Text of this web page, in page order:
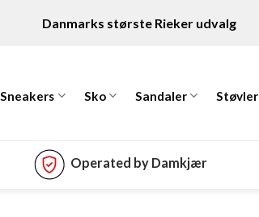
Danmarks største Rieker udvalg
Sneakers Sko Sandaler Støvler
Operated by Damkjær